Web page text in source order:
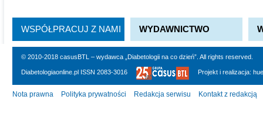
WSPÓŁPRACUJ Z NAMI WYDAWNICTWO
© 2010-2018 casusBTL – wydawca „Diabetologii na co dzień”. All rights reserved.
Diabetologiaonline.pl ISSN 2083-3016 Projekt i realizacja:
Nota prawna Polityka prywatności Redakcja serwisu Kontakt z redakcją